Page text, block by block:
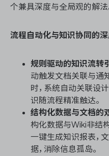
个兼具深度与全局观的解法
流程自动化与知识协同的
规则驱动的知识流转
动触发文档关联与通
时，系统自动关联设
识随流程精准触达。
结构化数据与文档的
构化数据与Wiki非结
一键生成知识报表，
据，消除信息孤岛。